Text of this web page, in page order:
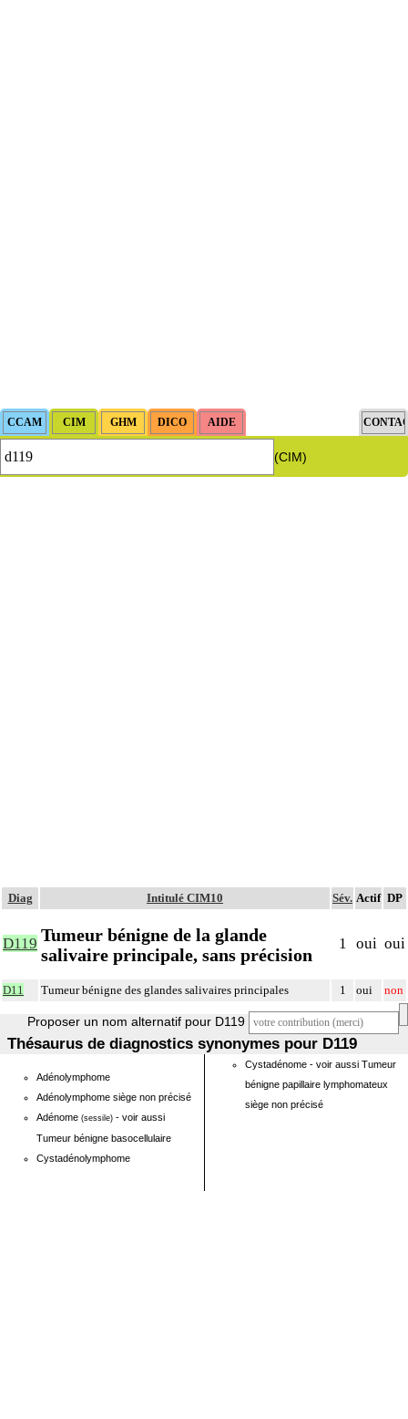
(CIM)
Diag Intitulé CIM10 Sév. Actif DP
D119 Tumeur bénigne de la glande
salivaire principale, sans précision
1 oui oui
D11 Tumeur bénigne des glandes salivaires principales 1 oui non
Proposer un nom alternatif pour D119
Thésaurus de diagnostics synonymes pour D119
Adénolymphome
Adénolymphome siège non précisé
Adénome (sessile) - voir aussi
Tumeur bénigne basocellulaire
Cystadénolymphome
Cystadénome - voir aussi Tumeur
bénigne papillaire lymphomateux
siège non précisé